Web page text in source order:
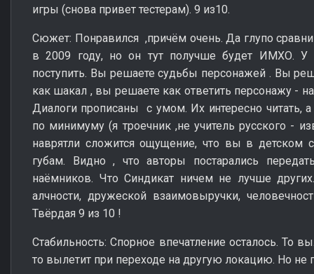
игры (снова привет тестерам). 9 из10.
Сюжет: Понравился ,причём очень. Да глупо
в 2009 году, но он тут получше будет ИМХО. У
поступить. Вы решаете судьбы персонажей . Вы
как шакал , вы решаете как ответить персонажу -
Диалоги прописаны с умом. Их интересно читать,
по минимуму (я троечник ,не учитель русского -
наврятли сложится ощущение, что вы в детском
губам. Видно , что авторы постарались
наёмников. Что Синдикат ничем не лучше
алчности, дружеской взаимовыручки,
Твёрдая 9 из 10 !
Стабильность: Спорное впечатление осталось. То
то вылетит при переходе на другую локацию. Но не